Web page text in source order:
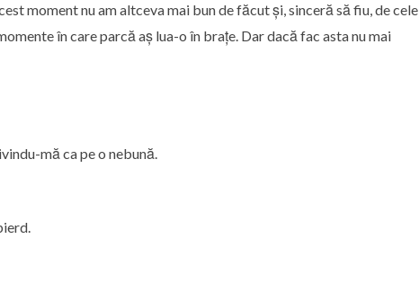
moment nu am altceva mai bun de făcut și, sinceră să fiu, de cele
în care parcă aș lua-o în brațe. Dar dacă fac asta nu mai
mă ca pe o nebună.